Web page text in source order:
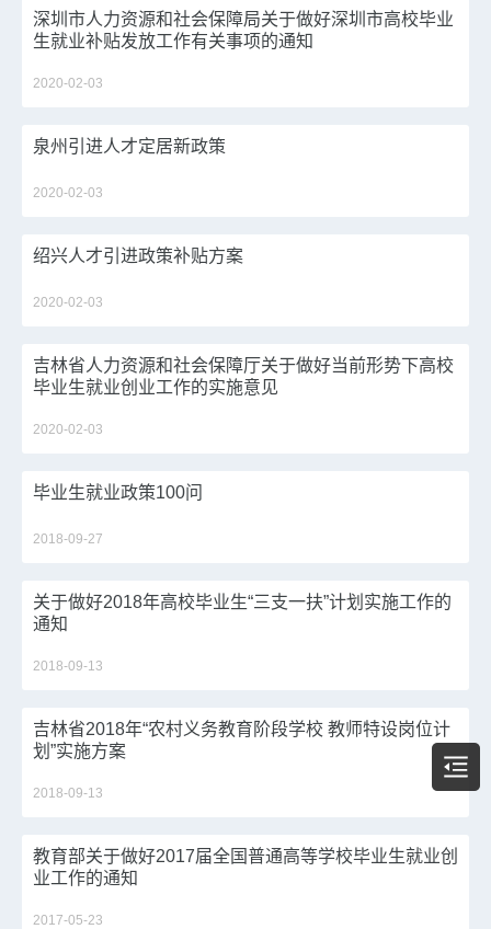
深圳市人力资源和社会保障局关于做好深圳市高校毕业
生就业补贴发放工作有关事项的通知
2020-02-03
泉州引进人才定居新政策
2020-02-03
绍兴人才引进政策补贴方案
2020-02-03
吉林省人力资源和社会保障厅关于做好当前形势下高校
毕业生就业创业工作的实施意见
2020-02-03
毕业生就业政策100问
2018-09-27
关于做好2018年高校毕业生“三支一扶”计划实施工作的
通知
2018-09-13
吉林省2018年“农村义务教育阶段学校 教师特设岗位计
划”实施方案
2018-09-13
教育部关于做好2017届全国普通高等学校毕业生就业创
业工作的通知
2017-05-23